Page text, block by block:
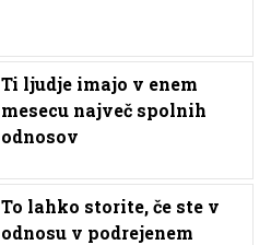
Ti ljudje imajo v enem
mesecu največ spolnih
odnosov
To lahko storite, če ste v
odnosu v podrejenem